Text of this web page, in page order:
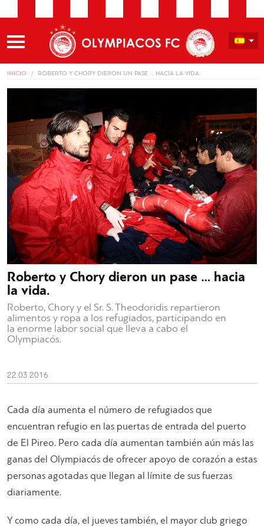
INICIO ROBERTO Y CHORY DIERON UN PASE … HACIA LA VIDA.
Roberto y Chory dieron un pase … hacia
la vida.
Roberto, Chory y el Sr. S. Theodoridis repartieron
alimentos y ropa a los refugiados, participando en
la enorme labor social que lleva a cabo el
Olympiacós.
22.03.2016
Cada día aumenta el número de refugiados que
encuentran refugio en las puertas de entrada del puerto
de El Pireo. Pero cada día aumentan también aún más las
ganas del Olympiacós de ofrecer apoyo de corazón a estas
personas agotadas que llegan al límite de sus fuerzas
diariamente.
Y como cada día, el jueves también, el mayor club griego